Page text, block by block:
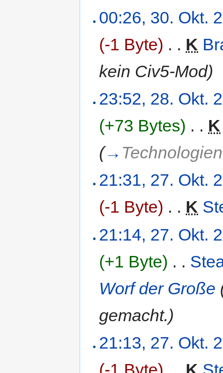
00:26, 30. Okt.
(-1 Byte) . . K
kein Civ5-Mod)
23:52, 28. Okt.
(+73 Bytes) . . K
(→
21:31, 27. Okt.
(-1 Byte) . . K
21:14, 27. Okt.
(+1 Byte) . .
Worf der Große
gemacht.)
21:13, 27. Okt.